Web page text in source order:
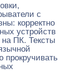
с
корректно
устройств
ПК. Тексты